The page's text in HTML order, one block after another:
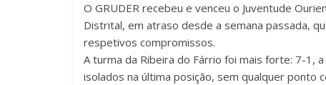
O GRUDER recebeu e venceu o Juventude
Distrital, em atraso desde a semana passada,
respetivos compromissos.
A turma da Ribeira do Fárrio foi mais forte: 7-1,
isolados na última posição, sem qualquer ponto